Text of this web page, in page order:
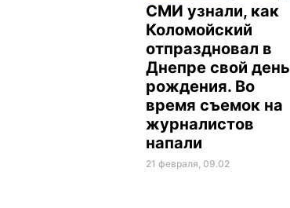
СМИ узнали, как
Коломойский
отпраздновал в
Днепре свой день
рождения. Во
время съемок на
журналистов
напали
21 февраля, 09.02